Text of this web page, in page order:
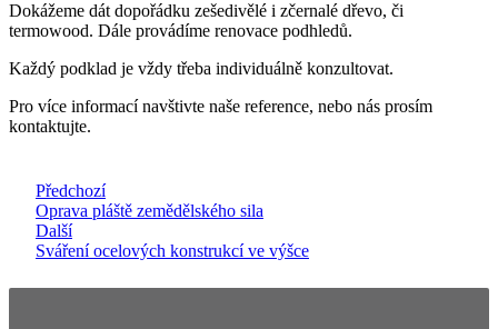
Dokážeme dát dopořádku zešedivělé i zčernalé dřevo, či
termowood. Dále provádíme renovace podhledů.
Každý podklad je vždy třeba individuálně konzultovat.
Pro více informací navštivte naše reference, nebo nás prosím
kontaktujte.
Předchozí
Oprava pláště zemědělského sila
Další
Sváření ocelových konstrukcí ve výšce